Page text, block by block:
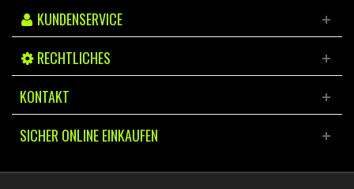
KUNDENSERVICE
RECHTLICHES
KONTAKT
SICHER ONLINE EINKAUFEN